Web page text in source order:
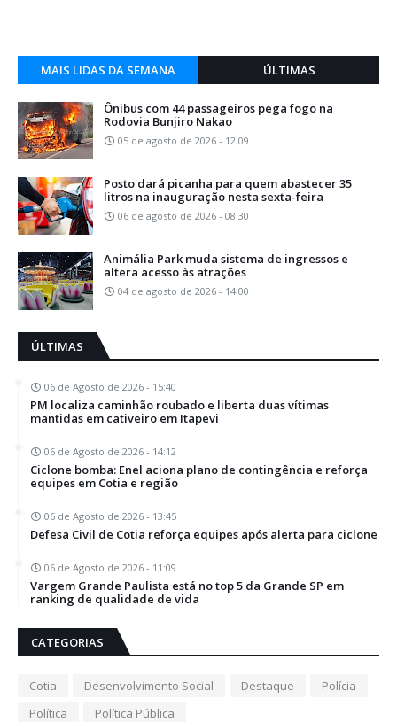
MAIS LIDAS DA SEMANA ÚLTIMAS
Ônibus com 44 passageiros pega fogo na
Rodovia Bunjiro Nakao
05 de agosto de 2026 - 12:09
Posto dará picanha para quem abastecer 35
litros na inauguração nesta sexta-feira
06 de agosto de 2026 - 08:30
Animália Park muda sistema de ingressos e
altera acesso às atrações
04 de agosto de 2026 - 14:00
ÚLTIMAS
06 de Agosto de 2026 - 15:40
PM localiza caminhão roubado e liberta duas vítimas
mantidas em cativeiro em Itapevi
06 de Agosto de 2026 - 14:12
Ciclone bomba: Enel aciona plano de contingência e reforça
equipes em Cotia e região
06 de Agosto de 2026 - 13:45
Defesa Civil de Cotia reforça equipes após alerta para ciclone
06 de Agosto de 2026 - 11:09
Vargem Grande Paulista está no top 5 da Grande SP em
ranking de qualidade de vida
CATEGORIAS
Cotia Desenvolvimento Social Destaque
Polícia
Política
Política Pública